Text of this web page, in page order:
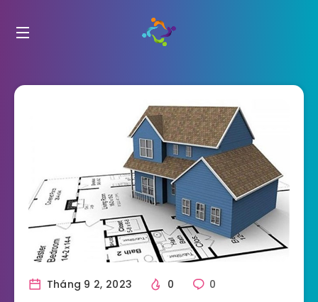
Tháng 9 2, 2023 0 0